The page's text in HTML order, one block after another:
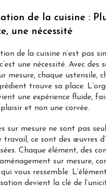
de la cuisine :
une nécessité
de la cuisine n’est pas
une nécessité. Avec des
mesure, chaque ustensile,
trouve sa place.
une expérience fluide,
et non une corvée.
sur mesure ne sont pas
travail, ce sont des œuvres
Chaque élément, des
sur mesure,
vous ressemble.
devient la clé de